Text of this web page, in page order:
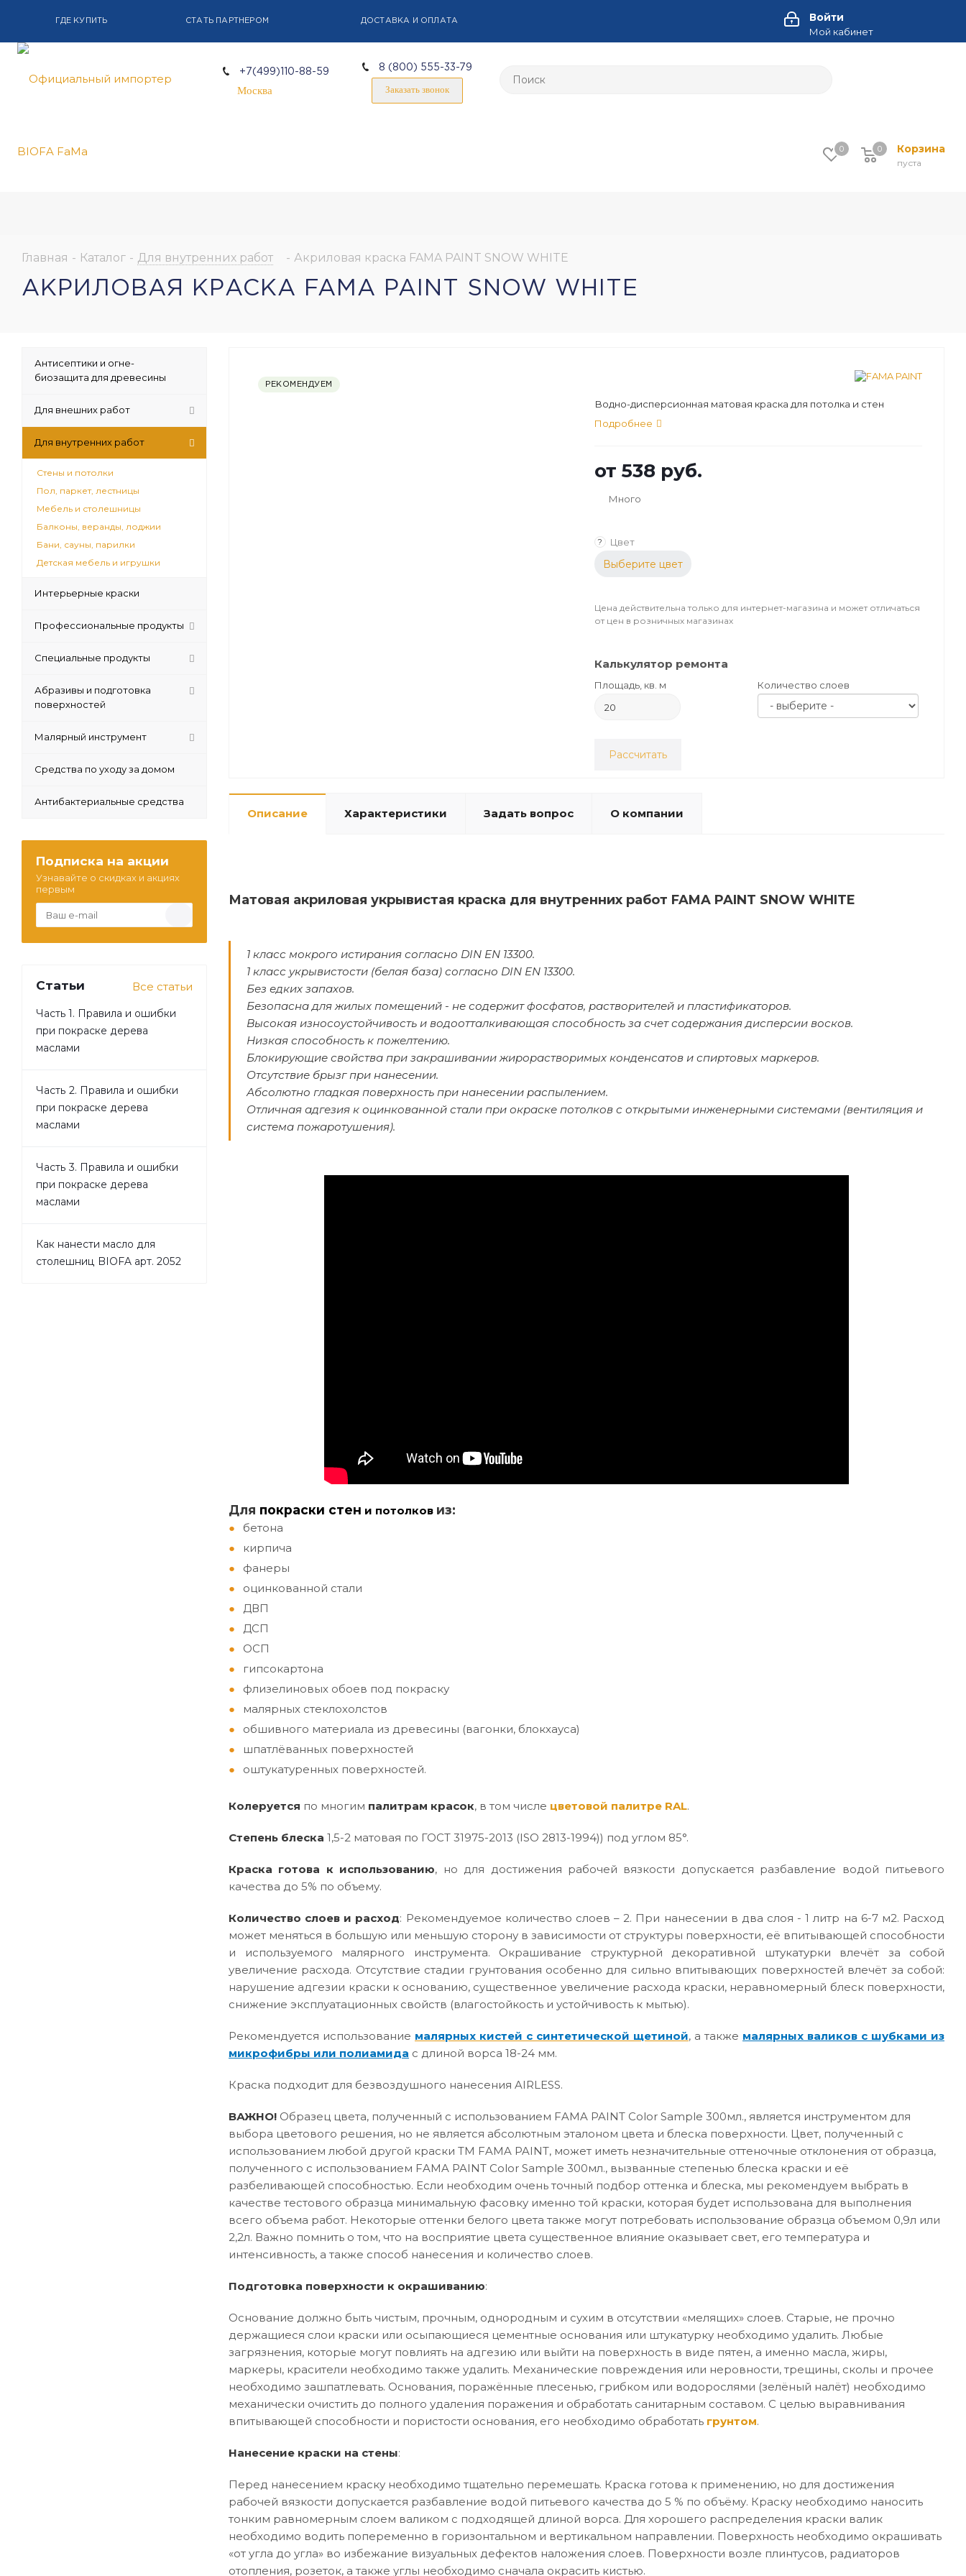
ГДЕ КУПИТЬ СТАТЬ ПАРТНЕРОМ ДОСТАВКА И ОПЛАТА Войти
Мой кабинет
+7(499)110-88-59
Москва
8 (800) 555-33-79
Заказать звонок
0 Корзина
пуста
0
Главная - Каталог - Для внутренних работ - Акриловая краска FAMA PAINT SNOW WHITE
АКРИЛОВАЯ КРАСКА FAMA PAINT SNOW WHITE
РЕКОМЕНДУЕМ
Водно-дисперсионная матовая краска для потолка и стен
Подробнее
от 538 руб.
Много
? Цвет
Выберите цвет
Цена действительна только для интернет-магазина и может отличаться
от цен в розничных магазинах
Калькулятор ремонта
Площадь, кв. м Количество слоев
Рассчитать
Описание Характеристики Задать вопрос О компании
Матовая акриловая укрывистая краска для внутренних работ FAMA PAINT SNOW WHITE
1 класс мокрого истирания согласно DIN EN 13300.
1 класс укрывистости (белая база) согласно DIN EN 13300.
Без едких запахов.
Безопасна для жилых помещений - не содержит фосфатов, растворителей и пластификаторов.
Высокая износоустойчивость и водоотталкивающая способность за счет содержания дисперсии восков.
Низкая способность к пожелтению.
Блокирующие свойства при закрашивании жирорастворимых конденсатов и спиртовых маркеров.
Отсутствие брызг при нанесении.
Абсолютно гладкая поверхность при нанесении распылением.
Отличная адгезия к оцинкованной стали при окраске потолков с открытыми инженерными системами (вентиляция и
система пожаротушения).
Для покраски стен и потолков из:
бетона
кирпича
фанеры
оцинкованной стали
ДВП
ДСП
ОСП
гипсокартона
флизелиновых обоев под покраску
малярных стеклохолстов
обшивного материала из древесины (вагонки, блокхауса)
шпатлёванных поверхностей
оштукатуренных поверхностей.
Колеруется по многим палитрам красок, в том числе цветовой палитре RAL.
Степень блеска 1,5-2 матовая по ГОСТ 31975-2013 (ISO 2813-1994)) под углом 85°.
Краска готова к использованию, но для достижения рабочей вязкости допускается разбавление водой питьевого
качества до 5% по объему.
Количество слоев и расход: Рекомендуемое количество слоев – 2. При нанесении в два слоя - 1 литр на 6-7 м2. Расход
может меняться в большую или меньшую сторону в зависимости от структуры поверхности, её впитывающей способности
и используемого малярного инструмента. Окрашивание структурной декоративной штукатурки влечёт за собой
увеличение расхода. Отсутствие стадии грунтования особенно для сильно впитывающих поверхностей влечёт за собой:
нарушение адгезии краски к основанию, существенное увеличение расхода краски, неравномерный блеск поверхности,
снижение эксплуатационных свойств (влагостойкость и устойчивость к мытью).
Рекомендуется использование малярных кистей с синтетической щетиной, а также малярных валиков с шубками из
микрофибры или полиамида с длиной ворса 18-24 мм.
Краска подходит для безвоздушного нанесения AIRLESS.
ВАЖНО! Образец цвета, полученный с использованием FAMA PAINT Color Sample 300мл., является инструментом для
выбора цветового решения, но не является абсолютным эталоном цвета и блеска поверхности. Цвет, полученный с
использованием любой другой краски ТМ FAMA PAINT, может иметь незначительные оттеночные отклонения от образца,
полученного с использованием FAMA PAINT Color Sample 300мл., вызванные степенью блеска краски и её
разбеливающей способностью. Если необходим очень точный подбор оттенка и блеска, мы рекомендуем выбрать в
качестве тестового образца минимальную фасовку именно той краски, которая будет использована для выполнения
всего объема работ. Некоторые оттенки белого цвета также могут потребовать использование образца объемом 0,9л или
2,2л. Важно помнить о том, что на восприятие цвета существенное влияние оказывает свет, его температура и
интенсивность, а также способ нанесения и количество слоев.
Подготовка поверхности к окрашиванию:
Основание должно быть чистым, прочным, однородным и сухим в отсутствии «мелящих» слоев. Старые, не прочно
держащиеся слои краски или осыпающиеся цементные основания или штукатурку необходимо удалить. Любые
загрязнения, которые могут повлиять на адгезию или выйти на поверхность в виде пятен, а именно масла, жиры,
маркеры, красители необходимо также удалить. Механические повреждения или неровности, трещины, сколы и прочее
необходимо зашпатлевать. Основания, поражённые плесенью, грибком или водорослями (зелёный налёт) необходимо
механически очистить до полного удаления поражения и обработать санитарным составом. С целью выравнивания
впитывающей способности и пористости основания, его необходимо обработать грунтом.
Нанесение краски на стены:
Перед нанесением краску необходимо тщательно перемешать. Краска готова к применению, но для достижения
рабочей вязкости допускается разбавление водой питьевого качества до 5 % по объёму. Краску необходимо наносить
тонким равномерным слоем валиком с подходящей длиной ворса. Для хорошего распределения краски валик
необходимо водить попеременно в горизонтальном и вертикальном направлении. Поверхность необходимо окрашивать
«от угла до угла» во избежание визуальных дефектов наложения слоев. Поверхности возле плинтусов, радиаторов
отопления, розеток, а также углы необходимо сначала окрасить кистью.
Антисептики и огне-
биозащита для древесины
Для внешних работ
Для внутренних работ
Стены и потолки
Пол, паркет, лестницы
Мебель и столешницы
Балконы, веранды, лоджии
Бани, сауны, парилки
Детская мебель и игрушки
Интерьерные краски
Профессиональные продукты
Специальные продукты
Абразивы и подготовка
поверхностей
Малярный инструмент
Средства по уходу за домом
Антибактериальные средства
Подписка на акции
Узнавайте о скидках и акциях
первым
Статьи Все статьи
Часть 1. Правила и ошибки
при покраске дерева
маслами
Часть 2. Правила и ошибки
при покраске дерева
маслами
Часть 3. Правила и ошибки
при покраске дерева
маслами
Как нанести масло для
столешниц BIOFA арт. 2052